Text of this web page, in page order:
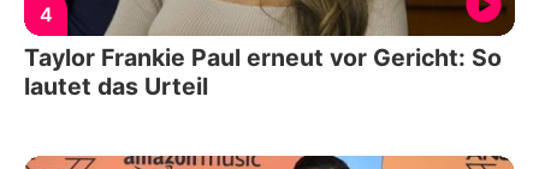
4
Taylor Frankie Paul erneut vor Gericht: So
lautet das Urteil